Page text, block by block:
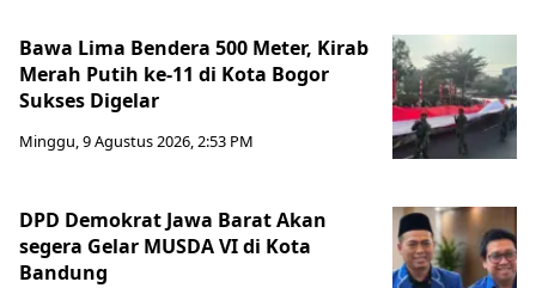
Bawa Lima Bendera 500 Meter, Kirab
Merah Putih ke-11 di Kota Bogor
Sukses Digelar
Minggu, 9 Agustus 2026, 2:53 PM
DPD Demokrat Jawa Barat Akan
segera Gelar MUSDA VI di Kota
Bandung